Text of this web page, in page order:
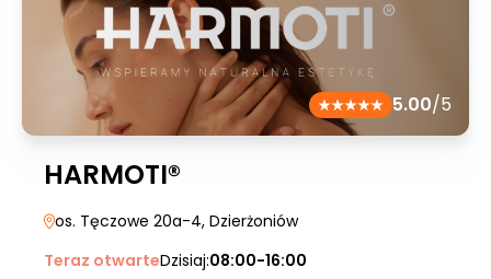
5.00/5
HARMOTI®
os. Tęczowe 20a-4, Dzierżoniów
Teraz otwarteDzisiaj:08:00-16:00